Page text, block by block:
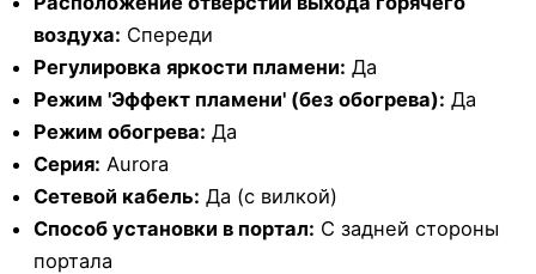
воздуха: Спереди
Регулировка яркости пламени: Да
Режим 'Эффект пламени' (без обогрева): Да
Режим обогрева: Да
Серия: Aurora
Сетевой кабель: Да (с вилкой)
Способ установки в портал: С задней стороны
портала